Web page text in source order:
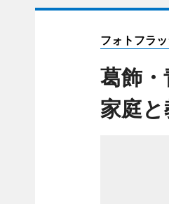
フォトフラ
葛飾
家庭